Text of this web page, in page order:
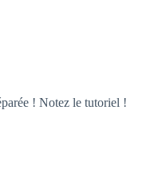
! Notez le tutoriel !